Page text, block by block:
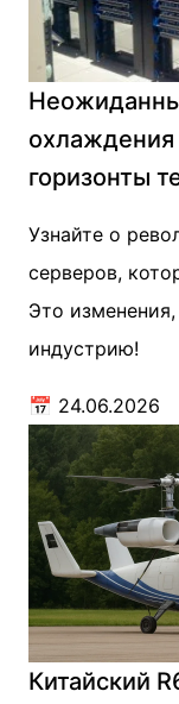
охлаждения
горизонты
Узнайте о
серверов,
Это
индустрию!
📅 24.06.2026
Китайский